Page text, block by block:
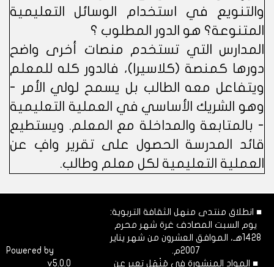
والتنويع في استخدام الوسائل التعليمية
المتنوعة؟ هو الدور المطلوب ؟
المدارس التي تستخدم منصات أخرى واضح
دورها كمنصة (كلاسيرا)، فالدور كله للمعلم
ويتفاعل معه الطالب بل يسمح لولي الأمر -
وهو الشريك الأساسي في العملية التعليمية
- بالمتابعة والمداخلة مع المعلم. ويستطيع
قائد المدرسة الحصول على تقرير وافٍ عن
العملية التعليمية لكل معلم وطالب.
■ انطلاق منتدى منهل الثقافة التربوية:
يوم السبت المصادف غرة شهر محرم
1428هـ، الموافق العشرون من شهر يناير
2007م.
■ المواد المنشورة في مَنْهَل تعبر عن
Powered by
v5.0.0